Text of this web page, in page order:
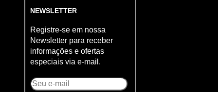
NEWSLETTER
Registre-se em nossa
Newsletter para receber
informações e ofertas
especiais via e-mail.